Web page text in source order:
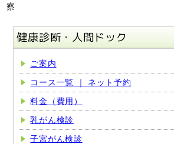
察
健康診断・人間ドック
ご案内
コース一覧 ｜ ネット予約
料金（費用）
乳がん検診
子宮がん検診